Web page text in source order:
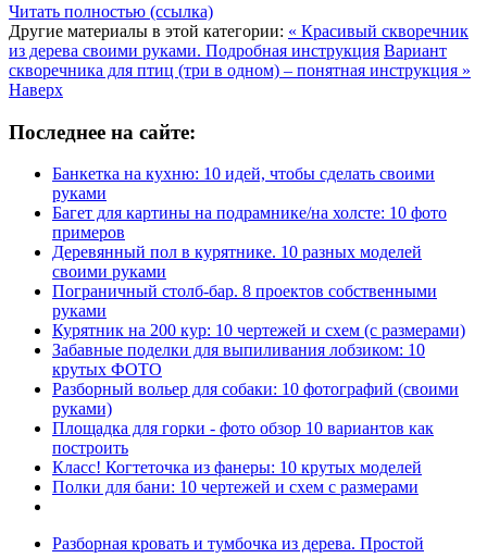
Читать полностью (ссылка)
Другие материалы в этой категории: « Красивый скворечник
из дерева своими руками. Подробная инструкция Вариант
скворечника для птиц (три в одном) – понятная инструкция »
Наверх
Последнее на сайте:
Банкетка на кухню: 10 идей, чтобы сделать своими
руками
Багет для картины на подрамнике/на холсте: 10 фото
примеров
Деревянный пол в курятнике. 10 разных моделей
своими руками
Пограничный столб-бар. 8 проектов собственными
руками
Курятник на 200 кур: 10 чертежей и схем (с размерами)
Забавные поделки для выпиливания лобзиком: 10
крутых ФОТО
Разборный вольер для собаки: 10 фотографий (своими
руками)
Площадка для горки - фото обзор 10 вариантов как
построить
Класс! Когтеточка из фанеры: 10 крутых моделей
Полки для бани: 10 чертежей и схем с размерами
Разборная кровать и тумбочка из дерева. Простой